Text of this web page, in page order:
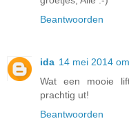
Beantwoorden
ida 14 mei 2014
Wat een mooie
prachtig ut!
Beantwoorden